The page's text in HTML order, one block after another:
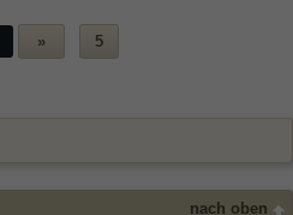
» 5
nach oben